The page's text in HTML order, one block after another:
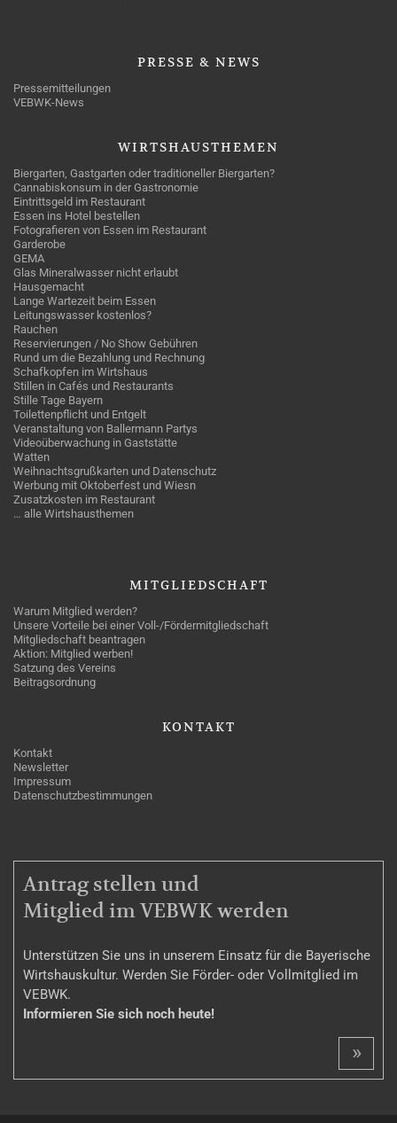
PRESSE & NEWS
Pressemitteilungen
VEBWK-News
WIRTSHAUSTHEMEN
Biergarten, Gastgarten oder traditioneller Biergarten?
Cannabiskonsum in der Gastronomie
Eintrittsgeld im Restaurant
Essen ins Hotel bestellen
Fotografieren von Essen im Restaurant
Garderobe
GEMA
Glas Mineralwasser nicht erlaubt
Hausgemacht
Lange Wartezeit beim Essen
Leitungswasser kostenlos?
Rauchen
Reservierungen / No Show Gebühren
Rund um die Bezahlung und Rechnung
Schafkopfen im Wirtshaus
Stillen in Cafés und Restaurants
Stille Tage Bayern
Toilettenpflicht und Entgelt
Veranstaltung von Ballermann Partys
Videoüberwachung in Gaststätte
Watten
Weihnachtsgrußkarten und Datenschutz
Werbung mit Oktoberfest und Wiesn
Zusatzkosten im Restaurant
… alle Wirtshausthemen
MITGLIEDSCHAFT
Warum Mitglied werden?
Unsere Vorteile bei einer Voll-/Fördermitgliedschaft
Mitgliedschaft beantragen
Aktion: Mitglied werben!
Satzung des Vereins
Beitragsordnung
KONTAKT
Kontakt
Newsletter
Impressum
Datenschutzbestimmungen
MITGLIEDSCHAFT
Antrag stellen und
Mitglied im VEBWK werden
Unterstützen Sie uns in unserem Einsatz für die Bayerische
Wirtshauskultur. Werden Sie Förder- oder Vollmitglied im
VEBWK.
Informieren Sie sich noch heute!
»